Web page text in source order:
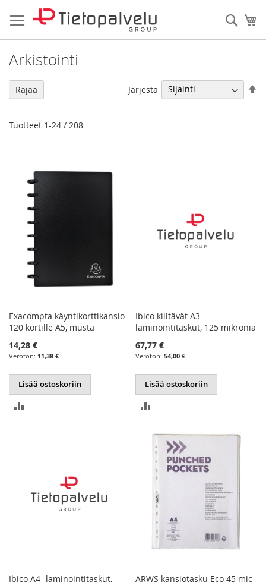
to
Content
Haku
Arkistointi
Tuotteet 1-24 / 208
Järjestä
Exacompta käyntikorttikansio
120 kortille A5, musta
14,28 €
11,38 €
Lisää ostoskoriin
Ibico kiiltävät A3-
laminointitaskut, 125 mikronia
67,77 €
54,00 €
Lisää ostoskoriin
Ibico A4 -laminointitaskut,
ARWS kansiotasku Eco 45 mic
Rajaa